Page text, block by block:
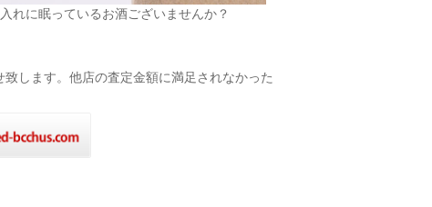
れに眠っているお酒ございませんか？
します。他店の査定金額に満足されなかった